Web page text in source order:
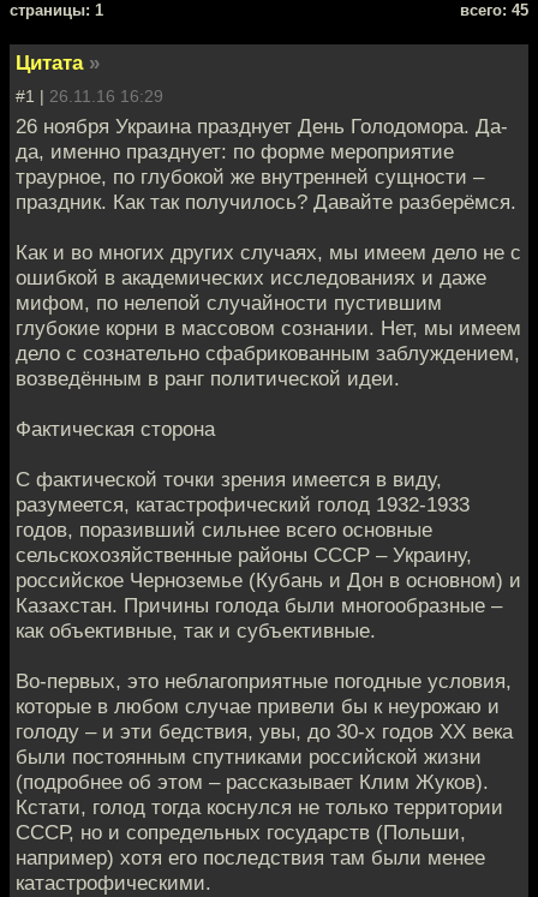
cтраницы: 1 всего: 45
Цитата »
#1 | 26.11.16 16:29
26 ноября Украина празднует День Голодомора. Да-
да, именно празднует: по форме мероприятие
траурное, по глубокой же внутренней сущности –
праздник. Как так получилось? Давайте разберёмся.
Как и во многих других случаях, мы имеем дело не с
ошибкой в академических исследованиях и даже
мифом, по нелепой случайности пустившим
глубокие корни в массовом сознании. Нет, мы имеем
дело с сознательно сфабрикованным заблуждением,
возведённым в ранг политической идеи.
Фактическая сторона
С фактической точки зрения имеется в виду,
разумеется, катастрофический голод 1932-1933
годов, поразивший сильнее всего основные
сельскохозяйственные районы СССР – Украину,
российское Черноземье (Кубань и Дон в основном) и
Казахстан. Причины голода были многообразные –
как объективные, так и субъективные.
Во-первых, это неблагоприятные погодные условия,
которые в любом случае привели бы к неурожаю и
голоду – и эти бедствия, увы, до 30-х годов ХХ века
были постоянным спутниками российской жизни
(подробнее об этом – рассказывает Клим Жуков).
Кстати, голод тогда коснулся не только территории
СССР, но и сопредельных государств (Польши,
например) хотя его последствия там были менее
катастрофическими.